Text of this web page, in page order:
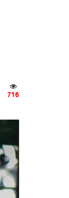
716